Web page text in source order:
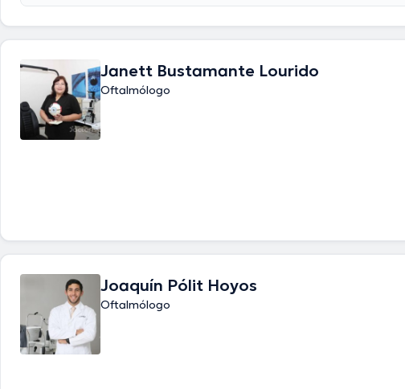
Janett Bustamante Lourido
Oftalmólogo
Joaquín Pólit Hoyos
Oftalmólogo